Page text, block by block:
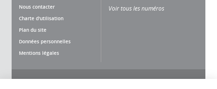
Nous contacter
Charte d'utilisation
Plan du site
Données personnelles
Mentions légales
Voir tous les numéros